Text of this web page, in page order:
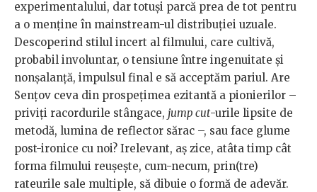
experimentalului, dar totuși parcă prea de tot pentru
a o menține în mainstream-ul distribuției uzuale.
Descoperind stilul incert al filmului, care cultivă,
probabil involuntar, o tensiune între ingenuitate și
nonșalanță, impulsul final e să acceptăm pariul. Are
Sențov ceva din prospețimea ezitantă a pionierilor –
priviți racordurile stângace, jump cut-urile lipsite de
metodă, lumina de reflector sărac –, sau face glume
post-ironice cu noi? Irelevant, aș zice, atâta timp cât
forma filmului reușește, cum-necum, prin(tre)
rateurile sale multiple, să dibuie o formă de adevăr.